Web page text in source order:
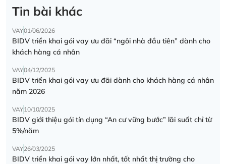
Tin bài khác
VAY01/06/2026
BIDV triển khai gói vay ưu đãi “ngôi nhà đầu tiên” dành cho
khách hàng cá nhân
VAY04/12/2025
BIDV triển khai gói vay ưu đãi dành cho khách hàng cá nhân
năm 2026
VAY10/10/2025
BIDV giới thiệu gói tín dụng “An cư vững bước” lãi suất chỉ từ
5%/năm
VAY26/03/2025
BIDV triển khai gói vay lớn nhất, tốt nhất thị trường cho